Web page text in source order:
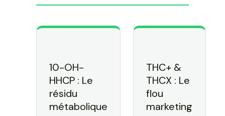
10-OH-
HHCP : Le
résidu
métabolique
THC+ &
THCX : Le
flou
marketing